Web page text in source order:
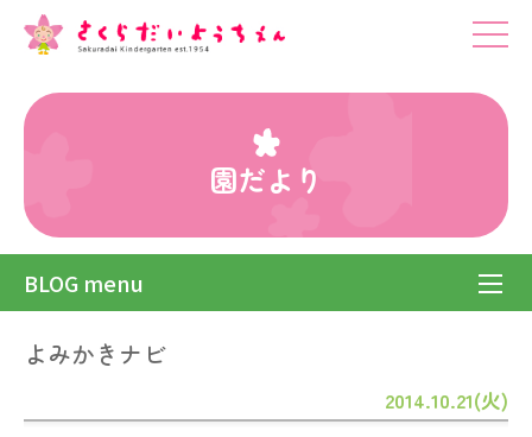
園だより
BLOG menu
よみかきナビ
2014.10.21(火)